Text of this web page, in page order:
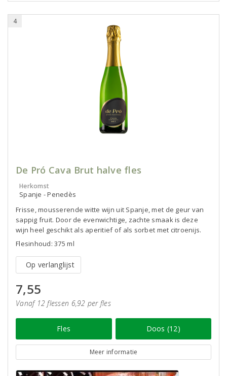
4
De Pró Cava Brut halve fles
Herkomst
Spanje - Penedès
Frisse, mousserende witte wijn uit Spanje, met de geur van
sappig fruit. Door de evenwichtige, zachte smaak is deze
wijn heel geschikt als aperitief of als sorbet met citroenijs.
Flesinhoud: 375 ml
Op verlanglijst
7,55
Vanaf 12 flessen 6,92 per fles
Fles Doos (12)
Meer informatie